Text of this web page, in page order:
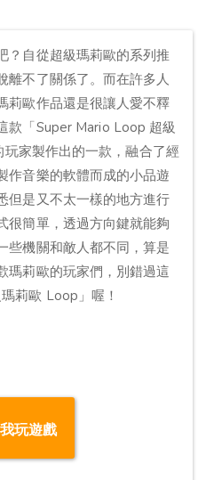
？自從超級瑪莉歐的系列推
離不了關係了。而在許多人
莉歐作品還是很讓人愛不釋
款「Super Mario Loop 超級
家製作出的一款，融合了經
作音樂的軟體而成的小品遊
但是又不太一樣的地方進行
很簡單，透過方向鍵就能夠
些機關和敵人都不同，算是
瑪莉歐的玩家們，別錯過這
莉歐 Loop」喔！
玩遊戲